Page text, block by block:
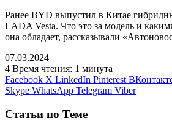
Ранее BYD выпустил в Китае
LADA Vesta. Что это за модель и
она обладает, рассказывали
07.03.2024
4 Время чтения: 1 минута
Facebook X LinkedIn Pinterest
Skype WhatsApp Telegram Viber
Статьи по Теме